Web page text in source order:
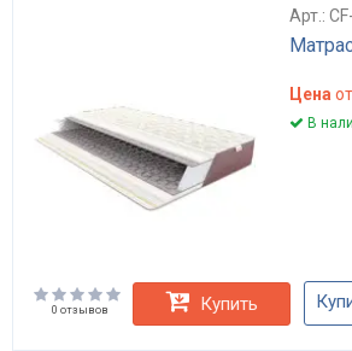
Арт.:
Цена от
В
0 отзывов Купить